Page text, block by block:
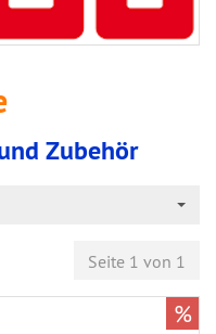
Zubehör
Seite 1 von 1
%